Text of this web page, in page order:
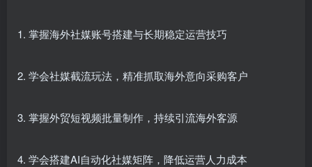
1. 掌握海外社媒账号搭建与长期稳定运营技巧
2. 学会社媒截流玩法，精准抓取海外意向采购客户
3. 掌握外贸短视频批量制作，持续引流海外客源
4. 学会搭建AI自动化社媒矩阵，降低运营人力成本